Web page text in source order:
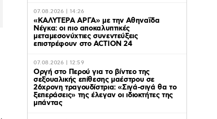
07.08.2026 | 14:26
«ΚΑΛΥΤΕΡΑ ΑΡΓΑ» με την Αθηναΐδα
Νέγκα: οι πιο αποκαλυπτικές
μεταμεσονύχτιες συνεντεύξεις
επιστρέφουν στο ACTION 24
07.08.2026 | 12:59
Οργή στο Περού για το βίντεο της
σεξουαλικής επίθεσης μαέστρου σε
26χρονη τραγουδίστρια: «Σιγά-σιγά θα το
ξεπεράσεις» της έλεγαν οι ιδιοκτήτες της
μπάντας